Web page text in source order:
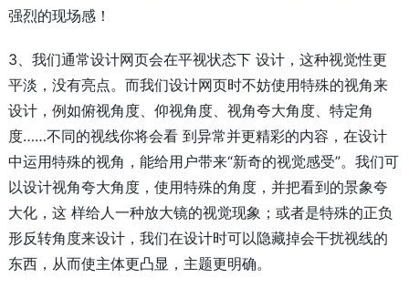
强烈的现场感！
3、我们通常设计网页会在平视状态下 设计，这种视觉性更
平淡，没有亮点。而我们设计网页时不妨使用特殊的视角来
设计，例如俯视角度、仰视角度、视角夸大角度、特定角
度……不同的视线你将会看 到异常并更精彩的内容，在设计
中运用特殊的视角，能给用户带来“新奇的视觉感受”。我们可
以设计视角夸大角度，使用特殊的角度，并把看到的景象夸
大化，这 样给人一种放大镜的视觉现象；或者是特殊的正负
形反转角度来设计，我们在设计时可以隐藏掉会干扰视线的
东西，从而使主体更凸显，主题更明确。